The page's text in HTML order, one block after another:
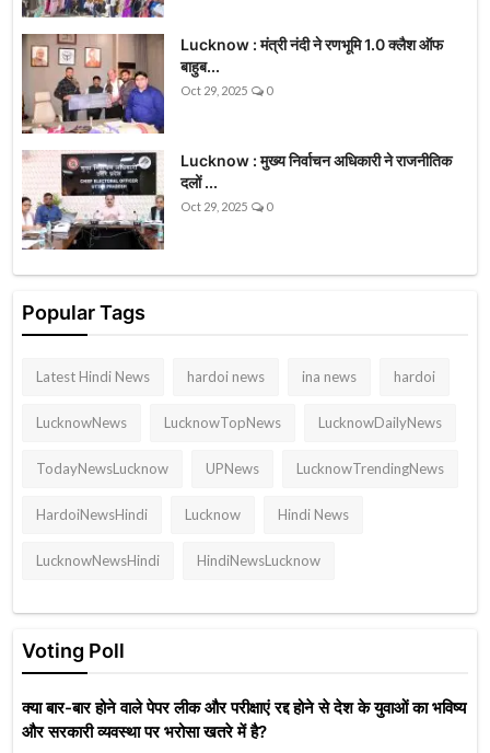
Lucknow : मंत्री नंदी ने रणभूमि 1.0 क्लैश ऑफ
बाहुब...
Oct 29, 2025 0
Lucknow : मुख्य निर्वाचन अधिकारी ने राजनीतिक
दलों ...
Oct 29, 2025 0
Popular Tags
Latest Hindi News hardoi news ina news hardoi
LucknowNews LucknowTopNews LucknowDailyNews
TodayNewsLucknow UPNews LucknowTrendingNews
HardoiNewsHindi Lucknow Hindi News
LucknowNewsHindi HindiNewsLucknow
Voting Poll
क्या बार-बार होने वाले पेपर लीक और परीक्षाएं रद्द होने से देश के युवाओं का भविष्य
और सरकारी व्यवस्था पर भरोसा खतरे में है?